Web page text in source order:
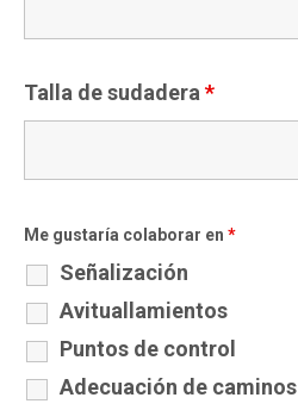
Talla de sudadera *
Me gustaría colaborar en *
Señalización
Avituallamientos
Puntos de control
Adecuación de caminos